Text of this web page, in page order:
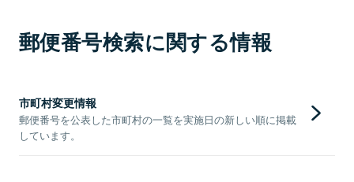
郵便番号検索に関する情報
市町村変更情報
郵便番号を公表した市町村の一覧を実施日の新しい順に掲載
しています。